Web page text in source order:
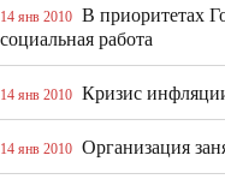
14 янв 2010 В приоритетах
социальная работа
14 янв 2010 Кризис
14 янв 2010 Организация